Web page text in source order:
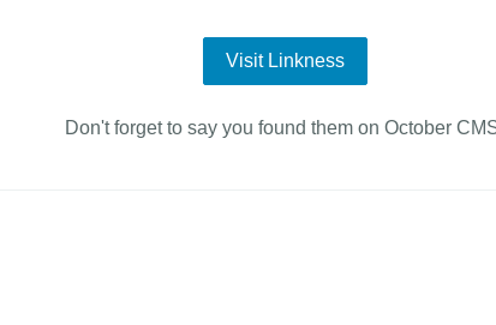
Visit Linkness
Don't forget to say you found them on October